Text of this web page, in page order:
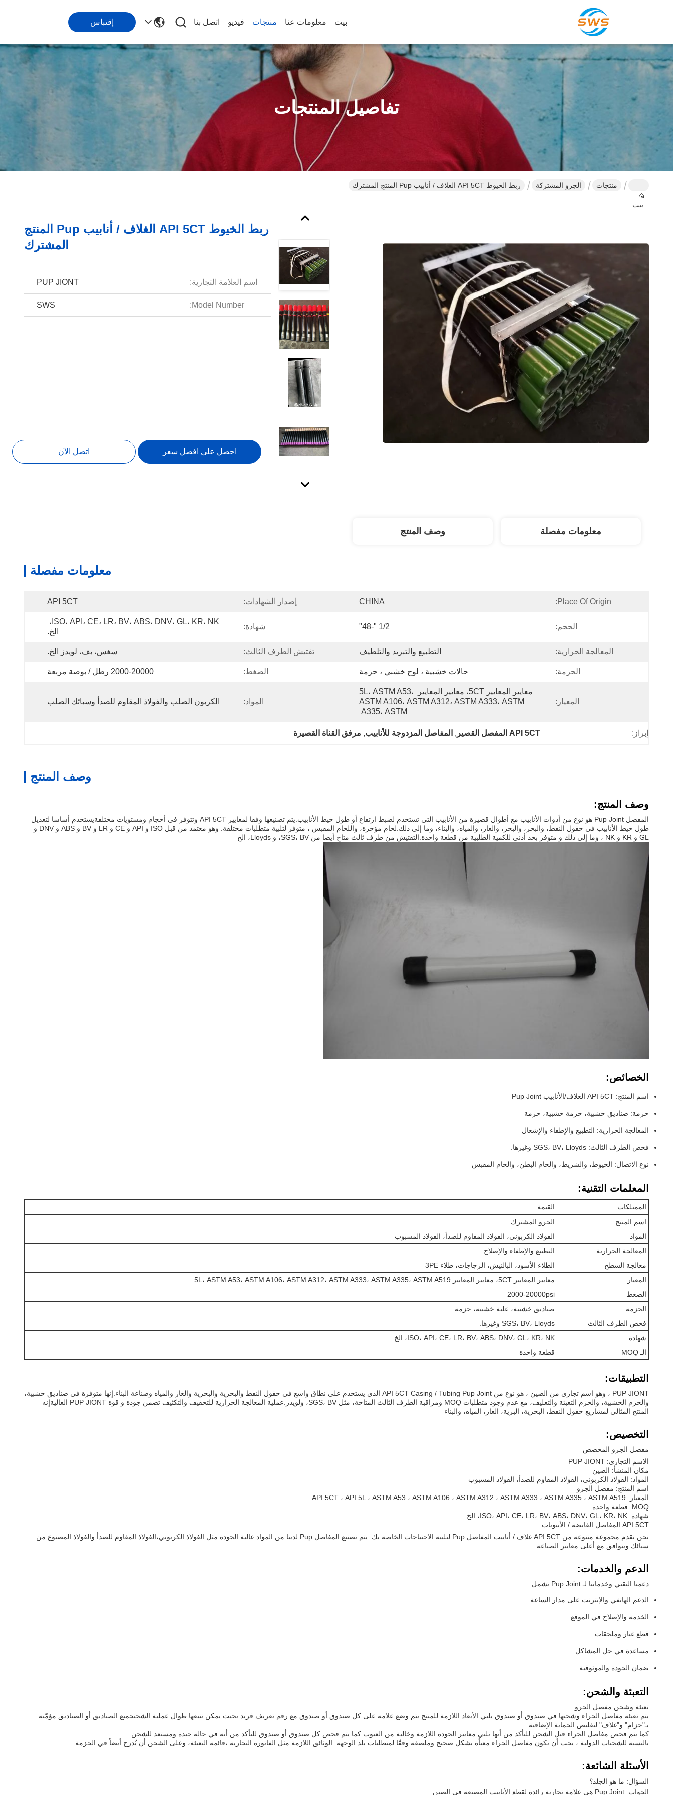
بيت معلومات عنا منتجات فيديو اتصل بنا إقتباس
تفاصيل المنتجات
بيت
منتجات الجرو المشتركة ربط الخيوط API 5CT الغلاف / أنابيب Pup المنتج المشترك
ربط الخيوط API 5CT الغلاف / أنابيب Pup المنتج
المشترك
اسم العلامة التجارية: PUP JIONT
Model Number:
SWS
احصل على افضل سعر اتصل الآن
معلومات مفصلة وصف المنتج
معلومات مفصلة
Place Of Origin:
CHINA إصدار الشهادات: API 5CT
الحجم: 1/2 "-48" شهادة:
الخ.
المعالجة الحرارية: التطبيع والتبريد والتلطيف تفتيش الطرف الثالث: سغس، بف، لويدز الخ.
الحزمة: حالات خشبية ، لوح خشبي ، حزمة الضغط: 2000-20000 رطل / بوصة مربعة
المعيار:
معايير المعايير 5CT، معايير المعايير 5L، ASTM A53،
ASTM A106، ASTM A312، ASTM A333، ASTM
A335، ASTM
المواد: الكربون الصلب والفولاذ المقاوم للصدأ وسبائك الصلب
إبراز: API 5CT المفصل القصير , المفاصل المزدوجة للأنابيب, مرفق القناة القصيرة
وصف المنتج
وصف المنتج:
المفصل Pup Joint هو نوع من أدوات الأنابيب مع أطوال قصيرة من الأنابيب التي تستخدم لضبط ارتفاع أو طول خيط الأنابيب.يتم تصنيعها وفقا لمعايير API 5CT وتتوفر في أحجام ومستويات مختلفةيستخدم أساسا لتعديل
طول خيط الأنابيب في حقول النفط، والبحر، والبحر، والغاز، والمياه، والبناء، وما إلى ذلك.لحام مؤخرة، واللحام المقبس ، متوفر لتلبية متطلبات مختلفة. وهو معتمد من قبل ISO و API و CE و LR و BV و ABS و DNV و
GL و KR و NK ، وما إلى ذلك و متوفر بحد أدنى للكمية الطلبية من قطعة واحدة.التفتيش من طرف ثالث متاح أيضا من SGS، BV، و Lloyds، الخ
الخصائص:
اسم المنتج: API 5CT الغلاف/الأنابيب Pup Joint
حزمة: صناديق خشبية، حزمة خشبية، حزمة
المعالجة الحرارية: التطبيع والإطفاء والإشعال
فحص الطرف الثالث: SGS، BV، Lloyds وغيرها.
نوع الاتصال: الخيوط، والشريط، والحام البطن، والحام المقبس
المعلمات التقنية:
الممتلكات
القيمة
اسم المنتج
الجرو المشترك
المواد
الفولاذ الكربوني، الفولاذ المقاوم للصدأ، الفولاذ المسبوب
المعالجة الحرارية
التطبيع والإطفاء والإصلاح
معالجة السطح
الطلاء الأسود، البالنيش، الزجاجات، طلاء 3PE
المعيار
معايير المعايير 5CT، معايير المعايير 5L، ASTM A53، ASTM A106، ASTM A312، ASTM A333، ASTM A335، ASTM A519
الضغط
2000-20000psi
الحزمة
صناديق خشبية، علبة خشبية، حزمة
فحص الطرف الثالث
SGS، BV، Lloyds وغيرها.
شهادة
ISO، API، CE، LR، BV، ABS، DNV، GL، KR، NK، الخ.
الـ MOQ
قطعة واحدة
التطبيقات:
PUP JIONT ، وهو اسم تجاري من الصين ، هو نوع من API 5CT Casing / Tubing Pup Joint الذي يستخدم على نطاق واسع في حقول النفط والبحرية والبحرية والغاز والمياه وصناعة البناء.إنها متوفرة في صناديق خشبية،
والحزم الخشبية، والحزم التعبئة والتغليف، مع عدم وجود متطلبات MOQ ومراقبة الطرف الثالث المتاحة، مثل SGS، BV، ولويدز.عملية المعالجة الحرارية للتخفيف والتكثيف تضمن جودة و قوة PUP JIONT العاليةإنه
المنتج المثالي لمشاريع حقول النفط، البحرية، البرية، الغاز، المياه، والبناء
التخصيص:
مفصل الجرو المخصص
الاسم التجاري: PUP JIONT
مكان المنشأ: الصين
المواد: الفولاذ الكربوني، الفولاذ المقاوم للصدأ، الفولاذ المسبوب
اسم المنتج: مفصل الجرو
المعيار: API 5CT ، API 5L ، ASTM A53 ، ASTM A106 ، ASTM A312 ، ASTM A333 ، ASTM A335 ، ASTM A519
MOQ: قطعة واحدة
شهادة: ISO، API، CE، LR، BV، ABS، DNV، GL، KR، NK، الخ.
API 5CT المفاصل القابضة / الأنبوبات
نحن نقدم مجموعة متنوعة من API 5CT غلاف / أنابيب المفاصل Pup لتلبية الاحتياجات الخاصة بك. يتم تصنيع المفاصل Pup لدينا من المواد عالية الجودة مثل الفولاذ الكربوني،الفولاذ المقاوم للصدأ والفولاذ المصنوع من
سبائك ويتوافق مع أعلى معايير الصناعة.
الدعم والخدمات:
دعمنا التقني وخدماتنا لـ Pup Joint تشمل:
الدعم الهاتفي والإنترنت على مدار الساعة
الخدمة والإصلاح في الموقع
قطع غيار وملحقات
مساعدة في حل المشاكل
ضمان الجودة والموثوقية
التعبئة والشحن:
تعبئة وشحن مفصل الجرو
يتم تعبئة مفاصل الجراء وشحنها في صندوق أو صندوق يلبي الأبعاد اللازمة للمنتج.يتم وضع علامة على كل صندوق أو صندوق مع رقم تعريف فريد بحيث يمكن تتبعها طوال عملية الشحنجميع الصناديق أو الصناديق مؤمّنة
بـ"حزام" و"غلاف" لتقليص الحماية الإضافية
كما يتم فحص مفاصل الجراء قبل الشحن للتأكد من أنها تلبي معايير الجودة اللازمة وخالية من العيوب.كما يتم فحص كل صندوق أو صندوق للتأكد من أنه في حالة جيدة ومستعد للشحن.
بالنسبة للشحنات الدولية ، يجب أن تكون مفاصل الجراء معبأة بشكل صحيح وملصقة وفقًا لمتطلبات بلد الوجهة. الوثائق اللازمة مثل الفاتورة التجارية ،قائمة التعبئة، وعلى الشحن أن يُدرج أيضاً في الحزمة.
الأسئلة الشائعة:
السؤال: ما هو الجلد؟
الجواب: Pup Joint هي علامة تجارية رائدة لقطع الأنابيب المصنعة في الصين.